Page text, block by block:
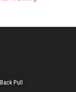
Back Pull